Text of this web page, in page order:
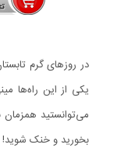
در روزهای گرم
یکی از این راه‌ها
می‌توانستید همزمان
بخورید و خنک شوید!